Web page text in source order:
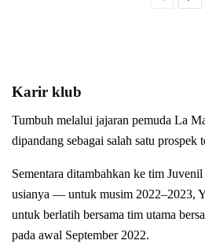
Karir klub
Tumbuh melalui jajaran pemuda La
dipandang sebagai salah satu prospek
Sementara ditambahkan ke tim
usianya — untuk musim 2022–2023,
untuk berlatih bersama tim utama
pada awal September 2022.